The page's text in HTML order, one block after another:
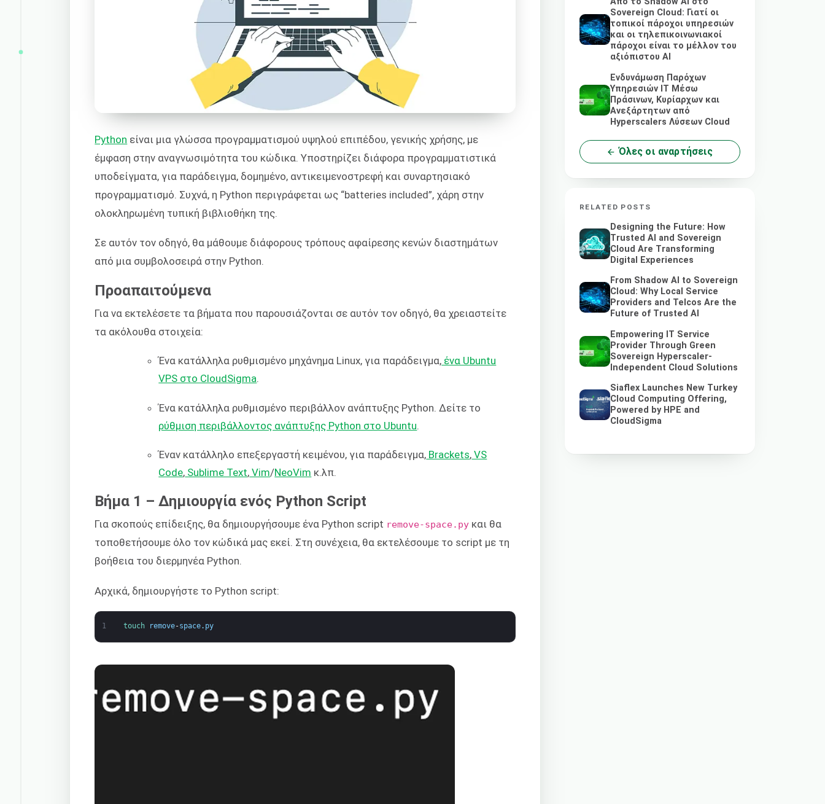
Python είναι μια γλώσσα προγραμματισμού υψηλού επιπέδου, γενικής χρήσης, με
έμφαση στην αναγνωσιμότητα του κώδικα. Υποστηρίζει διάφορα προγραμματιστικά
υποδείγματα, για παράδειγμα, δομημένο, αντικειμενοστρεφή και συναρτησιακό
προγραμματισμό. Συχνά, η Python περιγράφεται ως “batteries included”, χάρη στην
ολοκληρωμένη τυπική βιβλιοθήκη της.
Σε αυτόν τον οδηγό, θα μάθουμε διάφορους τρόπους αφαίρεσης κενών διαστημάτων
από μια συμβολοσειρά στην Python.
Προαπαιτούμενα
Για να εκτελέσετε τα βήματα που παρουσιάζονται σε αυτόν τον οδηγό, θα χρειαστείτε
τα ακόλουθα στοιχεία:
Ένα κατάλληλα ρυθμισμένο μηχάνημα Linux, για παράδειγμα, ένα Ubuntu
VPS στο CloudSigma.
Ένα κατάλληλα ρυθμισμένο περιβάλλον ανάπτυξης Python. Δείτε το
ρύθμιση περιβάλλοντος ανάπτυξης Python στο Ubuntu
Έναν κατάλληλο επεξεργαστή κειμένου, για παράδειγμα, Brackets, VS
Code, Sublime Text, Vim/NeoVim κ.λπ.
Βήμα 1 – Δημιουργία ενός Python Script
Για σκοπούς επίδειξης, θα δημιουργήσουμε ένα Python script remove-space.py και θα
τοποθετήσουμε όλο τον κώδικά μας εκεί. Στη συνέχεια, θα εκτελέσουμε το script με τη
βοήθεια του διερμηνέα Python.
Αρχικά, δημιουργήστε το Python script:
1 touch remove-space. py
Sovereign Cloud: Γιατί οι
τοπικοί πάροχοι υπηρεσιών
και οι τηλεπικοινωνιακοί
πάροχοι είναι το μέλλον του
αξιόπιστου AI
Ενδυνάμωση Παρόχων
Υπηρεσιών IT Μέσω
Πράσινων, Κυρίαρχων και
Ανεξάρτητων από
Hyperscalers Λύσεων Cloud
Όλες οι αναρτήσεις
RELATED POSTS
Designing the Future: How
Trusted AI and Sovereign
Cloud Are Transforming
Digital Experiences
From Shadow AI to Sovereign
Cloud: Why Local Service
Providers and Telcos Are the
Future of Trusted AI
Empowering IT Service
Provider Through Green
Sovereign Hyperscaler-
Independent Cloud Solutions
Siaflex Launches New Turkey
Cloud Computing Offering,
Powered by HPE and
CloudSigma